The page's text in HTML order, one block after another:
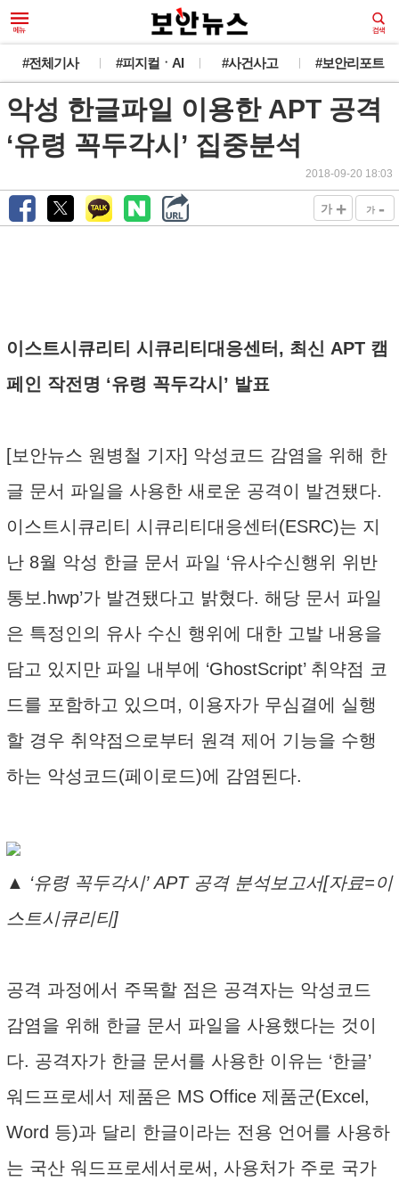
#전체기사 #피지컬ㆍAI #사건사고 #보안리포트
악성 한글파일 이용한 APT 공격
‘유령 꼭두각시’ 집중분석
2018-09-20 18:03
가 + 가 -
이스트시큐리티 시큐리티대응센터, 최신 APT 캠
페인 작전명 ‘유령 꼭두각시’ 발표
[보안뉴스 원병철 기자] 악성코드 감염을 위해 한
글 문서 파일을 사용한 새로운 공격이 발견됐다.
이스트시큐리티 시큐리티대응센터(ESRC)는 지
난 8월 악성 한글 문서 파일 ‘유사수신행위 위반
통보.hwp’가 발견됐다고 밝혔다. 해당 문서 파일
은 특정인의 유사 수신 행위에 대한 고발 내용을
담고 있지만 파일 내부에 ‘GhostScript’ 취약점 코
드를 포함하고 있으며, 이용자가 무심결에 실행
할 경우 취약점으로부터 원격 제어 기능을 수행
하는 악성코드(페이로드)에 감염된다.
▲ ‘유령 꼭두각시’ APT 공격 분석보고서[자료=이
스트시큐리티]
공격 과정에서 주목할 점은 공격자는 악성코드
감염을 위해 한글 문서 파일을 사용했다는 것이
다. 공격자가 한글 문서를 사용한 이유는 ‘한글’
워드프로세서 제품은 MS Office 제품군(Excel,
Word 등)과 달리 한글이라는 전용 언어를 사용하
는 국산 워드프로세서로써, 사용처가 주로 국가